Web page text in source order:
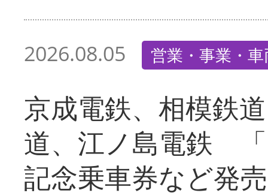
2026.08.05 営業・事業・
京成電鉄、相模鉄
道、江ノ島電鉄
記念乗車券など発売